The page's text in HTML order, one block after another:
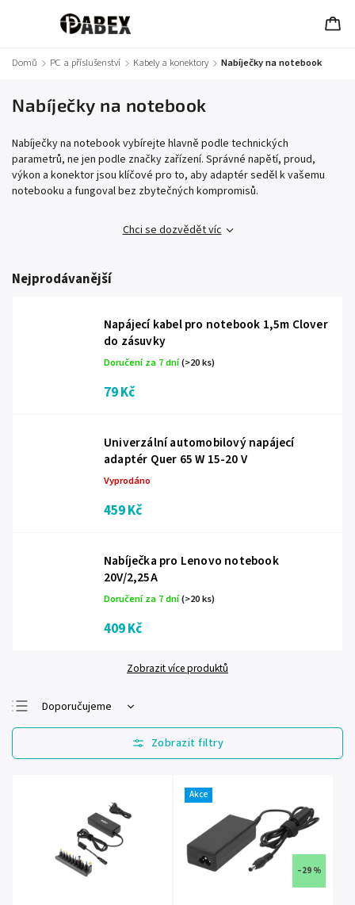
Domů / PC a příslušenství / Kabely a konektory / Nabíječky na notebook
Nabíječky na notebook
Nabíječky na notebook vybírejte hlavně podle technických
parametrů, ne jen podle značky zařízení. Správné napětí, proud,
výkon a konektor jsou klíčové pro to, aby adaptér seděl k vašemu
notebooku a fungoval bez zbytečných kompromisů.
Chci se dozvědět víc
Nejprodávanější
Napájecí kabel pro notebook 1,5m Clover
do zásuvky
Doručení za 7 dní(>20 ks)
79 Kč
Univerzální automobilový napájecí
adaptér Quer 65 W 15-20 V
Vyprodáno
459 Kč
Nabíječka pro Lenovo notebook
20V/2,25A
Doručení za 7 dní(>20 ks)
409 Kč
Zobrazit více produktů
Doporučujeme
Nejlevnější
Nejdražší
Akce
–29 %